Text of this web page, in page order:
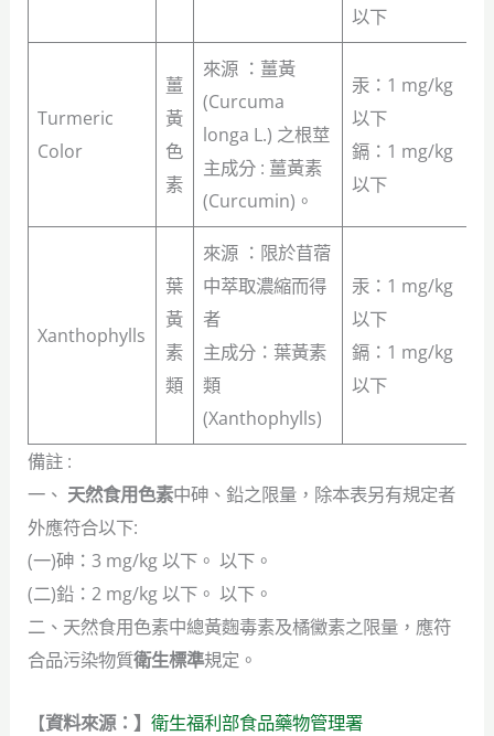
以下
Turmeric
Color
薑
黃
色
素
來源 ：薑黃
(Curcuma
longa L.) 之根莖
主成分 : 薑黃素
(Curcumin)。
汞：1 mg/kg
以下
鎘：1 mg/kg
以下
Xanthophylls
葉
黃
素
類
來源 ：限於苜蓿
中萃取濃縮而得
者
主成分：葉黃素
類
(Xanthophylls)
汞：1 mg/kg
以下
鎘：1 mg/kg
以下
備註 :
一、 天然食用色素中砷、鉛之限量，除本表另有規定者
外應符合以下:
(一)砷：3 mg/kg 以下。 以下。
(二)鉛：2 mg/kg 以下。 以下。
二、天然食用色素中總黃麴毒素及橘黴素之限量，應符
合品污染物質衛生標準規定。
【資料來源：】衛生福利部食品藥物管理署